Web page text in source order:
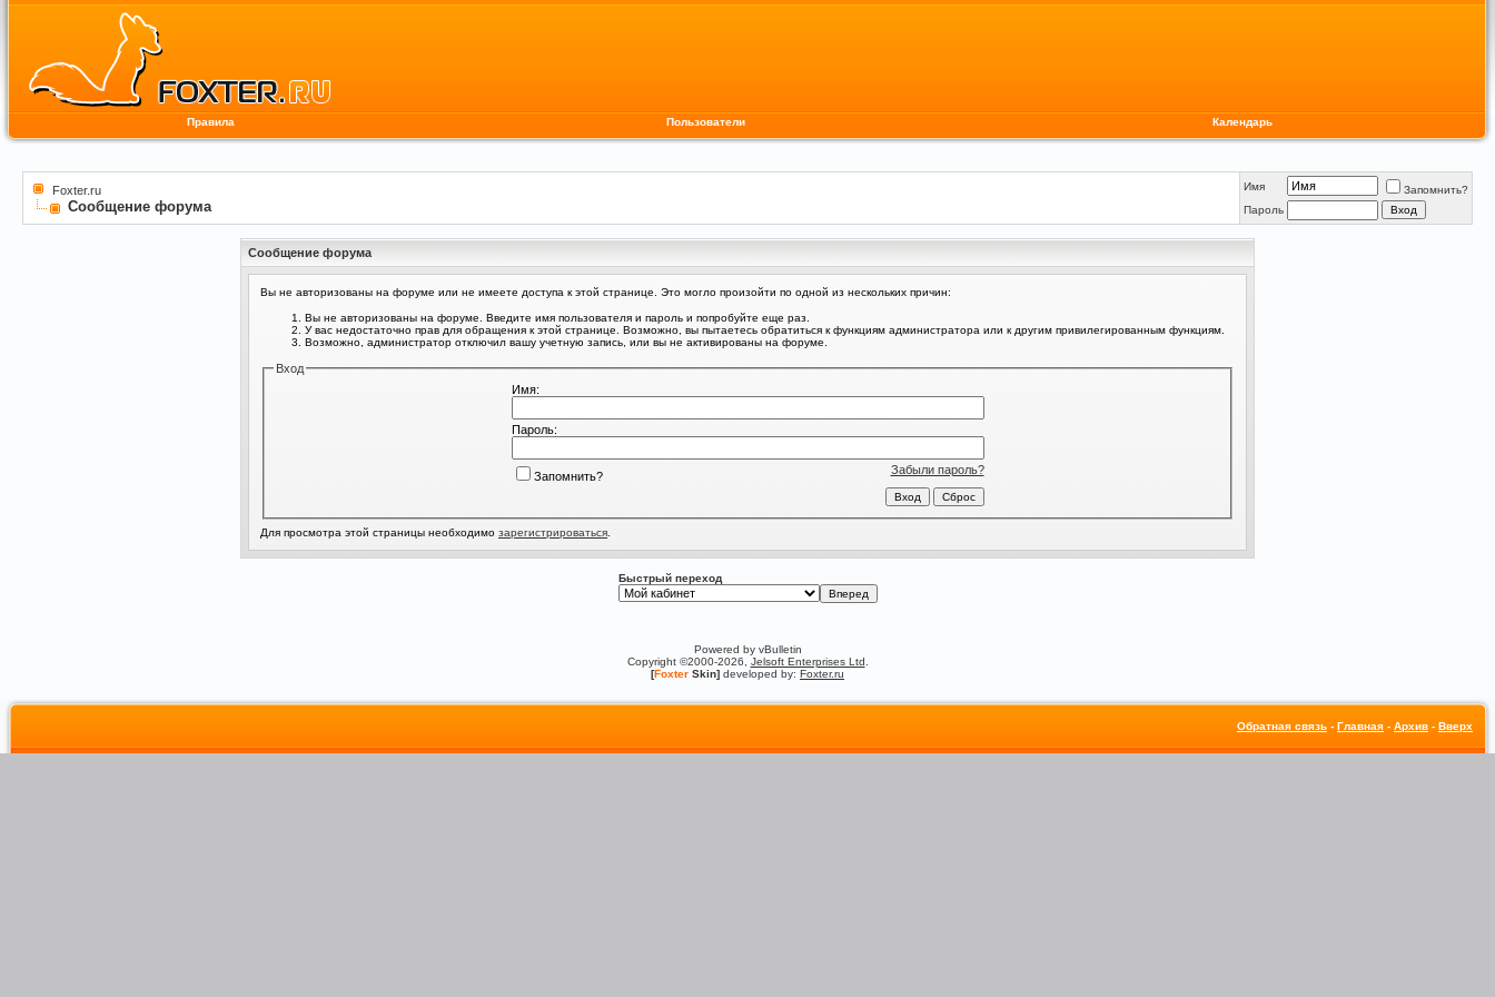
Правила Пользователи Календарь
Foxter.ru
Сообщение форума
Имя
Запомнить?
Пароль
Сообщение форума
Вы не авторизованы на форуме или не имеете доступа к этой странице. Это могло произойти по одной из нескольких причин:
Вы не авторизованы на форуме. Введите имя пользователя и пароль и попробуйте еще раз.
У вас недостаточно прав для обращения к этой странице. Возможно, вы пытаетесь обратиться к функциям администратора или к другим привилегированным функциям.
Возможно, администратор отключил вашу учетную запись, или вы не активированы на форуме.
Вход
Имя:
Пароль:
Забыли пароль?
Запомнить?
Для просмотра этой страницы необходимо зарегистрироваться
Быстрый переход
Powered by vBulletin
Copyright ©2000-2026, Jelsoft Enterprises Ltd
[Foxter Skin] developed by: Foxter.ru
Обратная связь - Главная - Архив - Вверх